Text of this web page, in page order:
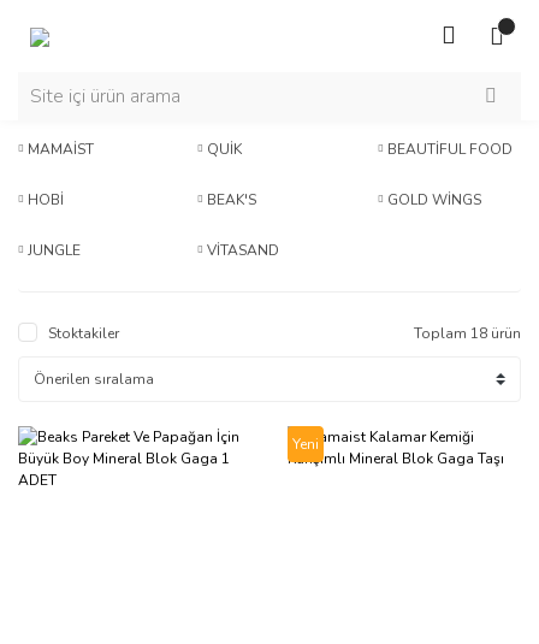
MAMAİST QUİK BEAUTİFUL FOOD
HOBİ BEAK'S GOLD WİNGS
JUNGLE VİTASAND
Stoktakiler Toplam 18 ürün
Yeni